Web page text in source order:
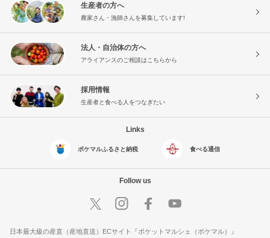
生産者の方へ
農家さん・漁師さんを募集しています!
法人・自治体の方へ
アライアンスのご相談はこちらから
採用情報
生産者と食べる人をつなぎたい
Links
ポケマルふるさと納税 食べる通信
Follow us
日本最大級の産直（産地直送）ECサイト『ポケットマルシェ（ポケマル）』